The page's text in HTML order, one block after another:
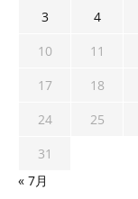
3
4
10
11
17
18
24
25
31
« 7月